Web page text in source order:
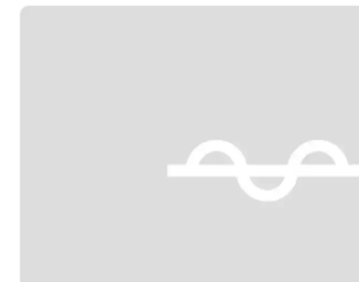
Previous slide